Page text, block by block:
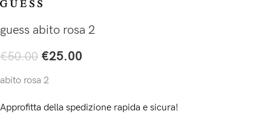
guess abito rosa 2
€50.00 €25.00
abito rosa 2
Approfitta della spedizione rapida e sicura!